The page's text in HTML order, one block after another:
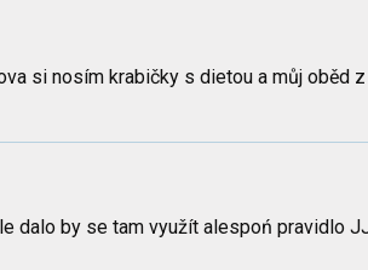
si nosím krabičky s dietou a můj oběd z
dalo by se tam využít alespoń pravidlo